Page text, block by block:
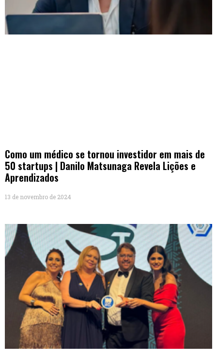
Como um médico se tornou investidor em mais de
50 startups | Danilo Matsunaga Revela Lições e
Aprendizados
13 de novembro de 2024